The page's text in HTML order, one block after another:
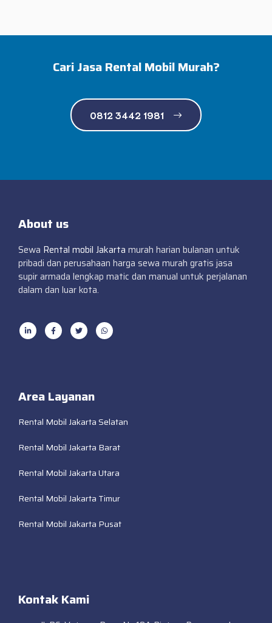
Cari Jasa Rental Mobil Murah?
0812 3442 1981
About us
Sewa Rental mobil Jakarta murah harian bulanan untuk
pribadi dan perusahaan harga sewa murah gratis jasa
supir armada lengkap matic dan manual untuk perjalanan
dalam dan luar kota.
Area Layanan
Rental Mobil Jakarta Selatan
Rental Mobil Jakarta Barat
Rental Mobil Jakarta Utara
Rental Mobil Jakarta Timur
Rental Mobil Jakarta Pusat
Kontak Kami